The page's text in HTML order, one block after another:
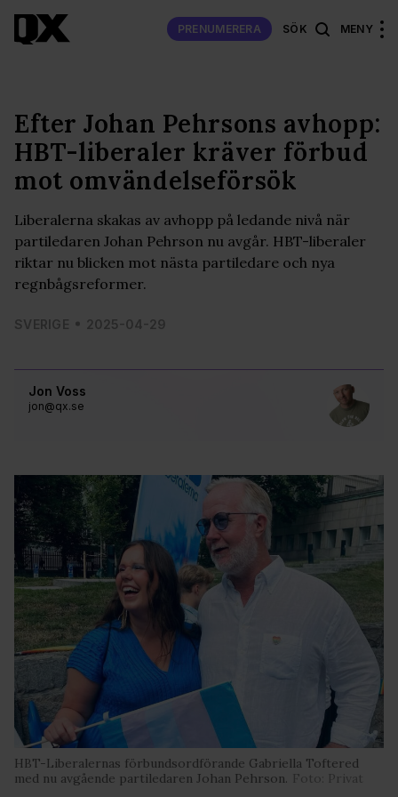
PRENUMERERA SÖK MENY
Jon Voss
jon@qx.se
Efter Johan Pehrsons avhopp:
HBT-liberaler kräver förbud
mot omvändelseförsök
Liberalerna skakas av avhopp på ledande nivå när
partiledaren Johan Pehrson nu avgår. HBT-liberaler
riktar nu blicken mot nästa partiledare och nya
regnbågsreformer.
SVERIGE 2025-04-29
HBT-Liberalernas förbundsordförande Gabriella Toftered
med nu avgående partiledaren Johan Pehrson. Foto: Privat